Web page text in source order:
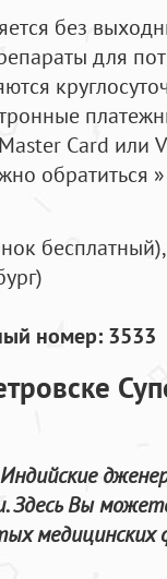
без
для
Card или
обратиться
бесплатный),
номер: 3533
Вы